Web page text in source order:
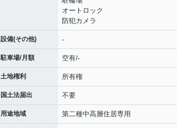
オートロック
防犯カメラ
設備(その他) -
駐車場/月額 空有/-
土地権利 所有権
国土法届出 不要
用途地域 第二種中高層住居専用